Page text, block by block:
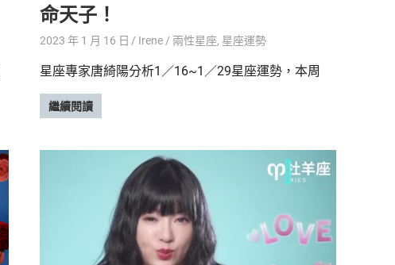
命天子！
2023 年 1 月 16 日 Irene 兩性星座, 星座運勢
星座專家唐綺陽分析1／16~1／29星座運勢，本周
繼續閱讀